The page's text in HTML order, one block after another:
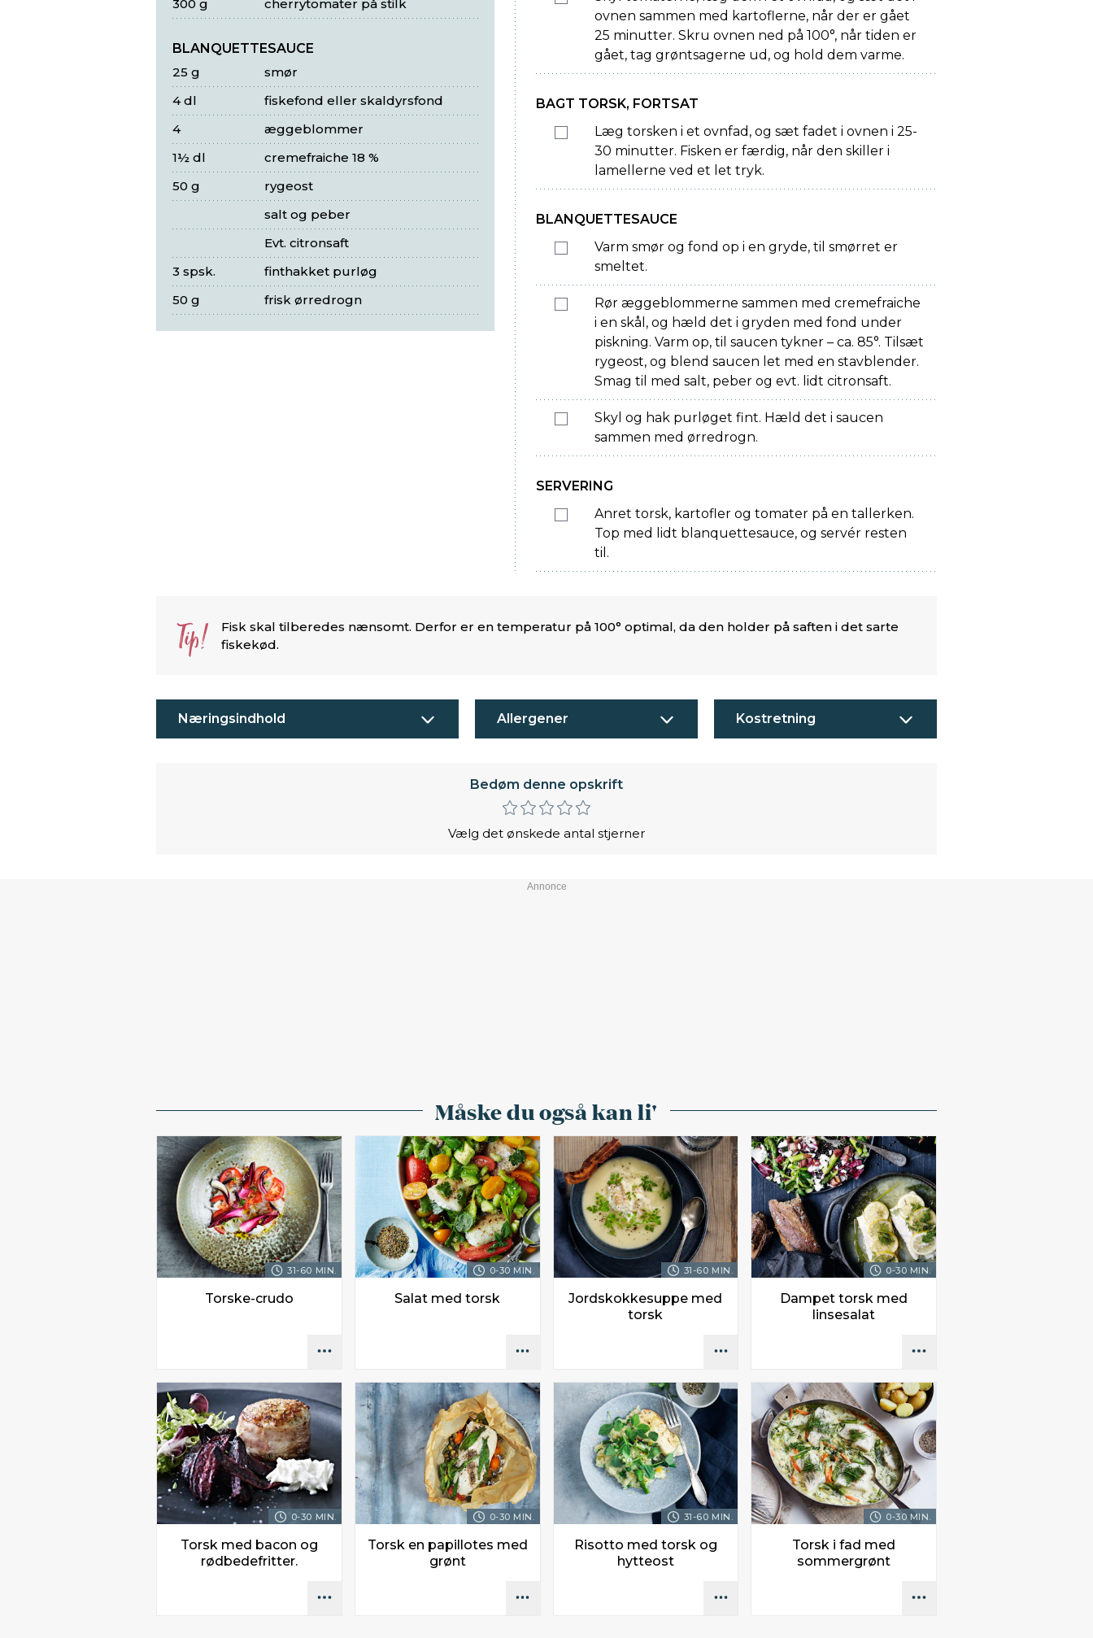
cherrytomater på stilk
300 g
BLANQUETTESAUCE
smør
25 g
fiskefond eller skaldyrsfond
4 dl
æggeblommer
4
cremefraiche 18 %
1½ dl
rygeost
50 g
salt og peber
Evt. citronsaft
finthakket purløg
3 spsk.
frisk ørredrogn
50 g
ovnen sammen med kartoflerne, når der er gået
25 minutter. Skru ovnen ned på 100°, når tiden er
gået, tag grøntsagerne ud, og hold dem varme.
BAGT TORSK, FORTSAT
Læg torsken i et ovnfad, og sæt fadet i ovnen i 25-
30 minutter. Fisken er færdig, når den skiller i
lamellerne ved et let tryk.
BLANQUETTESAUCE
Varm smør og fond op i en gryde, til smørret er
smeltet.
Rør æggeblommerne sammen med cremefraiche
i en skål, og hæld det i gryden med fond under
piskning. Varm op, til saucen tykner – ca. 85°. Tilsæt
rygeost, og blend saucen let med en stavblender.
Smag til med salt, peber og evt. lidt citronsaft.
Skyl og hak purløget fint. Hæld det i saucen
sammen med ørredrogn.
SERVERING
Anret torsk, kartofler og tomater på en tallerken.
Top med lidt blanquettesauce, og servér resten
til.
Tip!
Fisk skal tilberedes nænsomt. Derfor er en temperatur på 100° optimal, da den holder på saften i det sarte
fiskekød.
Næringsindhold Allergener Kostretning
Bedøm denne opskrift
Vælg det ønskede antal stjerner
Måske du også kan li'
31-60 MIN.
Torske-crudo
0-30 MIN.
Salat med torsk
31-60 MIN.
Jordskokkesuppe med
torsk
0-30 MIN.
Dampet torsk med
linsesalat
0-30 MIN.
Torsk med bacon og
rødbedefritter.
0-30 MIN.
Torsk en papillotes med
grønt
31-60 MIN.
Risotto med torsk og
hytteost
0-30 MIN.
Torsk i fad med
sommergrønt